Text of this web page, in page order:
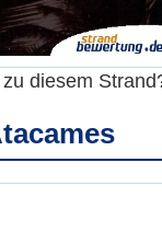
diesem